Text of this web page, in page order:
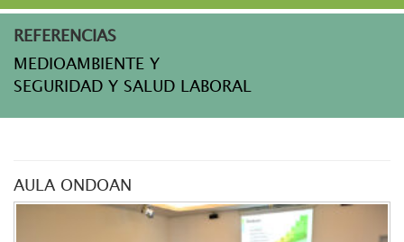
REFERENCIAS
MEDIOAMBIENTE Y
SEGURIDAD Y SALUD LABORAL
AULA ONDOAN